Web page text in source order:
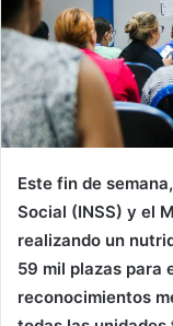
Este fin de
Social (INSS) y el
realizando un
59 mil plazas para
reconocimientos